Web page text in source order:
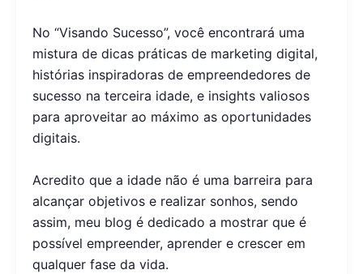
No “Visando Sucesso”, você encontrará uma
mistura de dicas práticas de marketing digital,
histórias inspiradoras de empreendedores de
sucesso na terceira idade, e insights valiosos
para aproveitar ao máximo as oportunidades
digitais.
Acredito que a idade não é uma barreira para
alcançar objetivos e realizar sonhos, sendo
assim, meu blog é dedicado a mostrar que é
possível empreender, aprender e crescer em
qualquer fase da vida.